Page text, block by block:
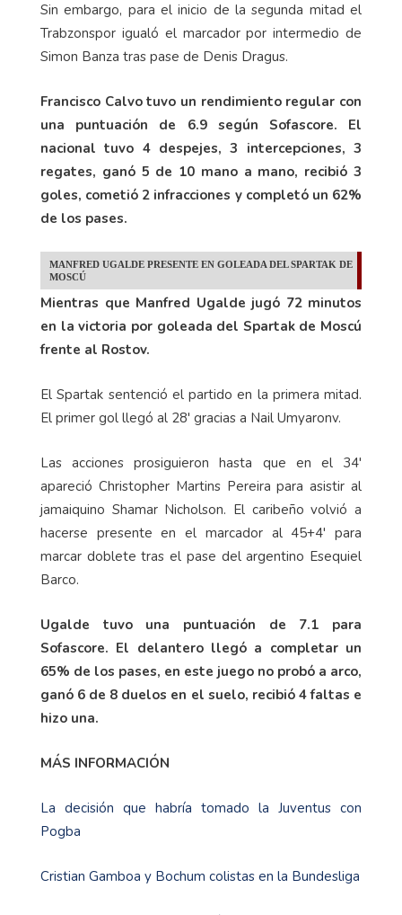
Sin embargo, para el inicio de la segunda mitad el
Trabzonspor igualó el marcador por intermedio de
Simon Banza tras pase de Denis Dragus.
Francisco Calvo tuvo un rendimiento regular con
una puntuación de 6.9 según Sofascore. El
nacional tuvo 4 despejes, 3 intercepciones, 3
regates, ganó 5 de 10 mano a mano, recibió 3
goles, cometió 2 infracciones y completó un 62%
de los pases.
MANFRED UGALDE PRESENTE EN GOLEADA DEL SPARTAK DE
MOSCÚ
Mientras que Manfred Ugalde jugó 72 minutos
en la victoria por goleada del Spartak de Moscú
frente al Rostov.
El Spartak sentenció el partido en la primera mitad.
El primer gol llegó al 28' gracias a Nail Umyaronv.
Las acciones prosiguieron hasta que en el 34'
apareció Christopher Martins Pereira para asistir al
jamaiquino Shamar Nicholson. El caribeño volvió a
hacerse presente en el marcador al 45+4' para
marcar doblete tras el pase del argentino Esequiel
Barco.
Ugalde tuvo una puntuación de 7.1 para
Sofascore. El delantero llegó a completar un
65% de los pases, en este juego no probó a arco,
ganó 6 de 8 duelos en el suelo, recibió 4 faltas e
hizo una.
MÁS INFORMACIÓN
La decisión que habría tomado la Juventus con
Pogba
Cristian Gamboa y Bochum colistas en la Bundesliga